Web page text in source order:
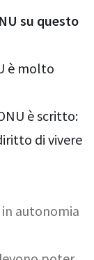
su questo
è molto
è scritto:
di vivere
autonomia